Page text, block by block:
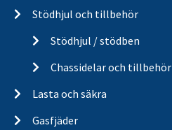
Stödhjul och tillbehör
Stödhjul / stödben
Chassidelar och tillbehör
Lasta och säkra
Gasfjäder